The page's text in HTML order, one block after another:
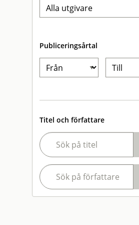
Publiceringsårtal
Titel och författare